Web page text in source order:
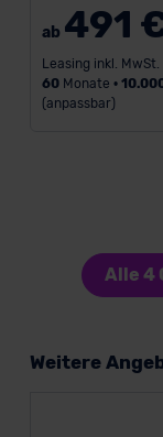
ab 491
Leasing inkl. MwSt.
60Monate •
(anpassbar)
Alle 4
Weitere